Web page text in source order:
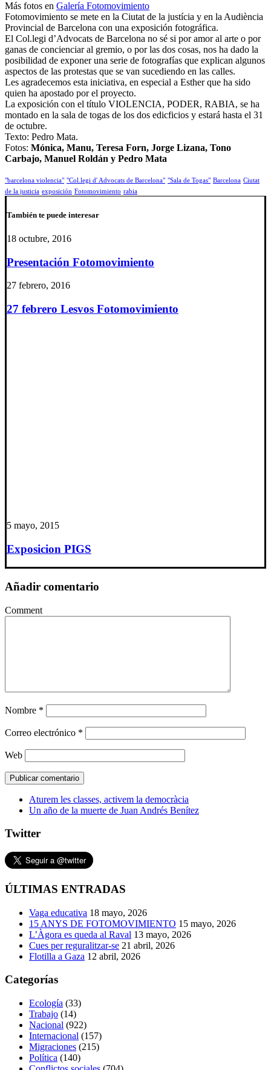
Más fotos en Galería Fotomovimiento
Fotomovimiento se mete en la Ciutat de la justícia y en la Audiència
Provincial de Barcelona con una exposición fotográfica.
El Col.legi d’Advocats de Barcelona no sé si por amor al arte o por
ganas de concienciar al gremio, o por las dos cosas, nos ha dado la
posibilidad de exponer una serie de fotografías que explican algunos
aspectos de las protestas que se van sucediendo en las calles.
Les agradecemos esta iniciativa, en especial a Esther que ha sido
quien ha apostado por el proyecto.
La exposición con el título VIOLENCIA, PODER, RABIA, se ha
montado en la sala de togas de los dos edicficios y estará hasta el 31
de octubre.
Texto: Pedro Mata.
Fotos: Mónica, Manu, Teresa Forn, Jorge Lizana, Tono
Carbajo, Manuel Roldán y Pedro Mata
"barcelona violencia" "Col.legi d' Advocats de Barcelona" "Sala de Togas" Barcelona Ciutat
de la justicia exposición Fotomovimiento rabia
También te puede interesar
18 octubre, 2016
Presentación Fotomovimiento
27 febrero, 2016
27 febrero Lesvos Fotomovimiento
5 mayo, 2015
Exposicion PIGS
Añadir comentario
Comment
Nombre *
Correo electrónico *
Web
Aturem les classes, activem la democràcia
Un año de la muerte de Juan Andrés Benítez
Twitter
ÚLTIMAS ENTRADAS
Vaga educativa 18 mayo, 2026
15 ANYS DE FOTOMOVIMIENTO 15 mayo, 2026
L’Àgora es queda al Raval 13 mayo, 2026
Cues per reguralitzar-se 21 abril, 2026
Flotilla a Gaza 12 abril, 2026
Categorías
Ecología (33)
Trabajo (14)
Nacional (922)
Internacional (157)
Migraciones (215)
Política (140)